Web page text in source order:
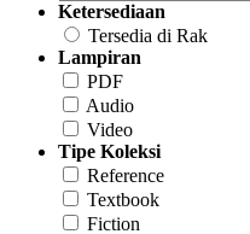
Ketersediaan
Tersedia di Rak
Lampiran
PDF
Audio
Video
Tipe Koleksi
Reference
Textbook
Fiction